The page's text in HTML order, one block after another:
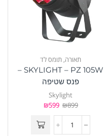
תאורה, תומס לד
SKYLIGHT – PZ 105W –
פנס שטיפה
Skylight
₪899
₪599